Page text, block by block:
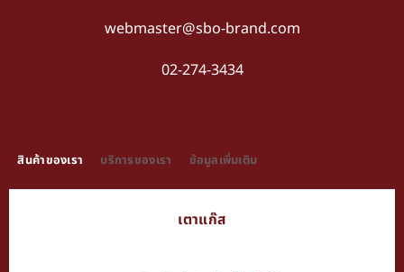
webmaster@sbo-brand.com
02-274-3434
สินค้าของเรา บริการของเรา ข้อมูลเพิ่มเติม
เตาแก๊ส